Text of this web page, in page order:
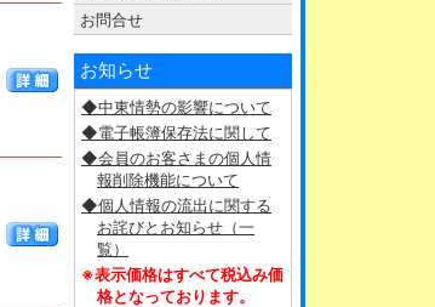
お問合せ
お知らせ
◆中東情勢の影響について
◆電子帳簿保存法に関して
◆会員のお客さまの個人情
報削除機能について
◆個人情報の流出に関する
お詫びとお知らせ（一
覧）
※表示価格はすべて税込み価
格となっております。